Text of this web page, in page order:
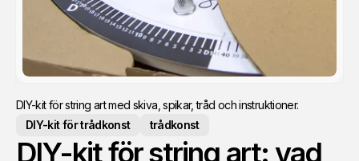
DIY-kit för string art med skiva, spikar, tråd och instruktioner.
DIY-kit för trådkonst
trådkonst
DIY-kit för string art: vad